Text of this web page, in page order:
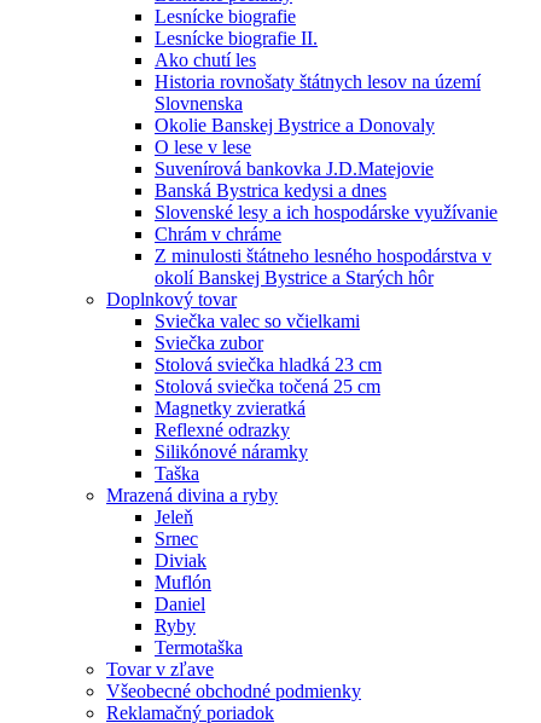
Lesnícke biografie
Lesnícke biografie II.
Ako chutí les
Historia rovnošaty štátnych lesov na území
Slovnenska
Okolie Banskej Bystrice a Donovaly
O lese v lese
Suvenírová bankovka J.D.Matejovie
Banská Bystrica kedysi a dnes
Slovenské lesy a ich hospodárske využívanie
Chrám v chráme
Z minulosti štátneho lesného hospodárstva v
okolí Banskej Bystrice a Starých hôr
Doplnkový tovar
Sviečka valec so včielkami
Sviečka zubor
Stolová sviečka hladká 23 cm
Stolová sviečka točená 25 cm
Magnetky zvieratká
Reflexné odrazky
Silikónové náramky
Taška
Mrazená divina a ryby
Jeleň
Srnec
Diviak
Muflón
Daniel
Ryby
Termotaška
Tovar v zľave
Všeobecné obchodné podmienky
Reklamačný poriadok